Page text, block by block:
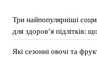
Три найпопулярніші
для здоров’я підлітків:
Які сезонні овочі та